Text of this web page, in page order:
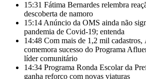
15:31 Fátima Bernardes relembra
descoberta de namoro
15:14 Anúncio da OMS ainda não
pandemia de Covid-19; entenda
14:48 Com mais de 1,2 mil cadastros,
comemora sucesso do Programa
líder comunitário
14:34 Programa Ronda Escolar da
ganha reforço com novas viaturas